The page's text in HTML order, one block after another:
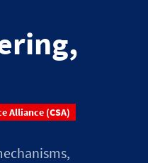
Alliance (CSA)